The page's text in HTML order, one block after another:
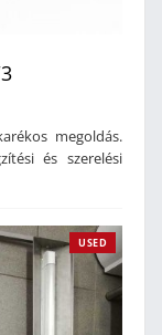
megoldás.
és szerelési
USED